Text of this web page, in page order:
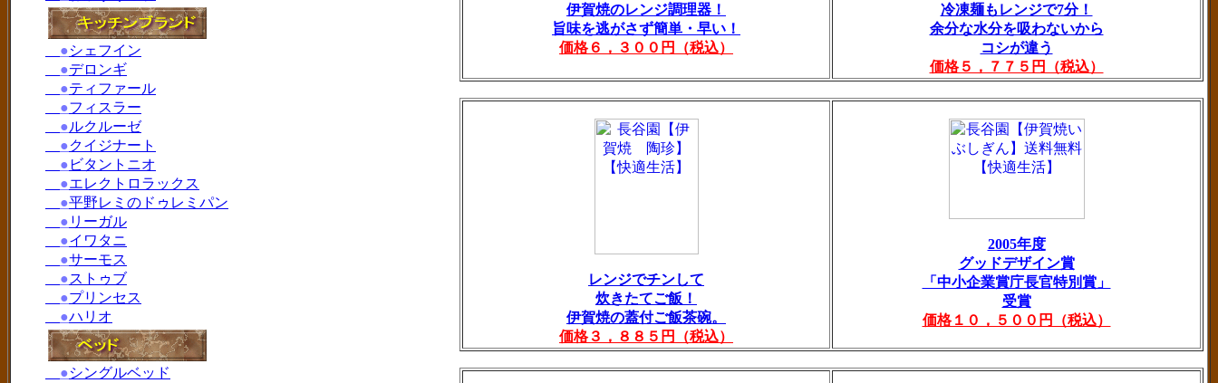
伊賀焼のレンジ調理器！
旨味を逃がさず簡単・早い！
価格６，３００円（税込）
冷凍麺もレンジで7分！
余分な水分を吸わないから
コシが違う
価格５，７７５円（税込）
レンジでチンして
炊きたてご飯！
伊賀焼の蓋付ご飯茶碗。
価格３，８８５円（税込）
2005年度
グッドデザイン賞
「中小企業賞庁長官特別賞」
受賞
価格１０，５００円（税込）
●シェフイン
●デロンギ
●ティファール
●フィスラー
●ルクルーゼ
●クイジナート
● ビタントニオ
●エレクトロラックス
●平野レミのドゥレミパン
● リーガル
●イワタニ
●サーモス
●ストゥブ
●プリンセス
●ハリオ
●シングルベッド